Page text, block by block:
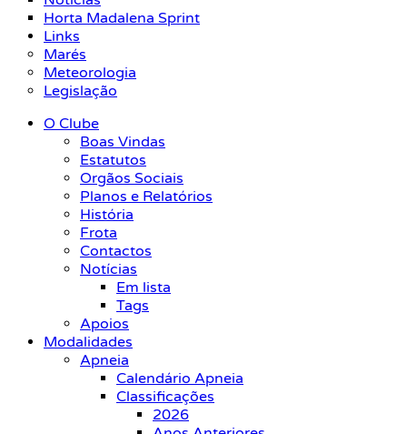
Horta Madalena Sprint
Links
Marés
Meteorologia
Legislação
O Clube
Boas Vindas
Estatutos
Orgãos Sociais
Planos e Relatórios
História
Frota
Contactos
Notícias
Em lista
Tags
Apoios
Modalidades
Apneia
Calendário Apneia
Classificações
2026